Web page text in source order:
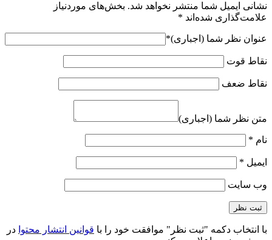
نشانی ایمیل شما منتشر نخواهد شد. بخش‌های موردنیاز
علامت‌گذاری شده‌اند *
عنوان نظر شما (اجباری)*
نقاط قوت
نقاط ضعف
متن نظر شما (اجباری)
نام *
ایمیل *
وب‌ سایت
با انتخاب دکمه "ثبت نظر" موافقت خود را با قوانین انتشار محتوا در